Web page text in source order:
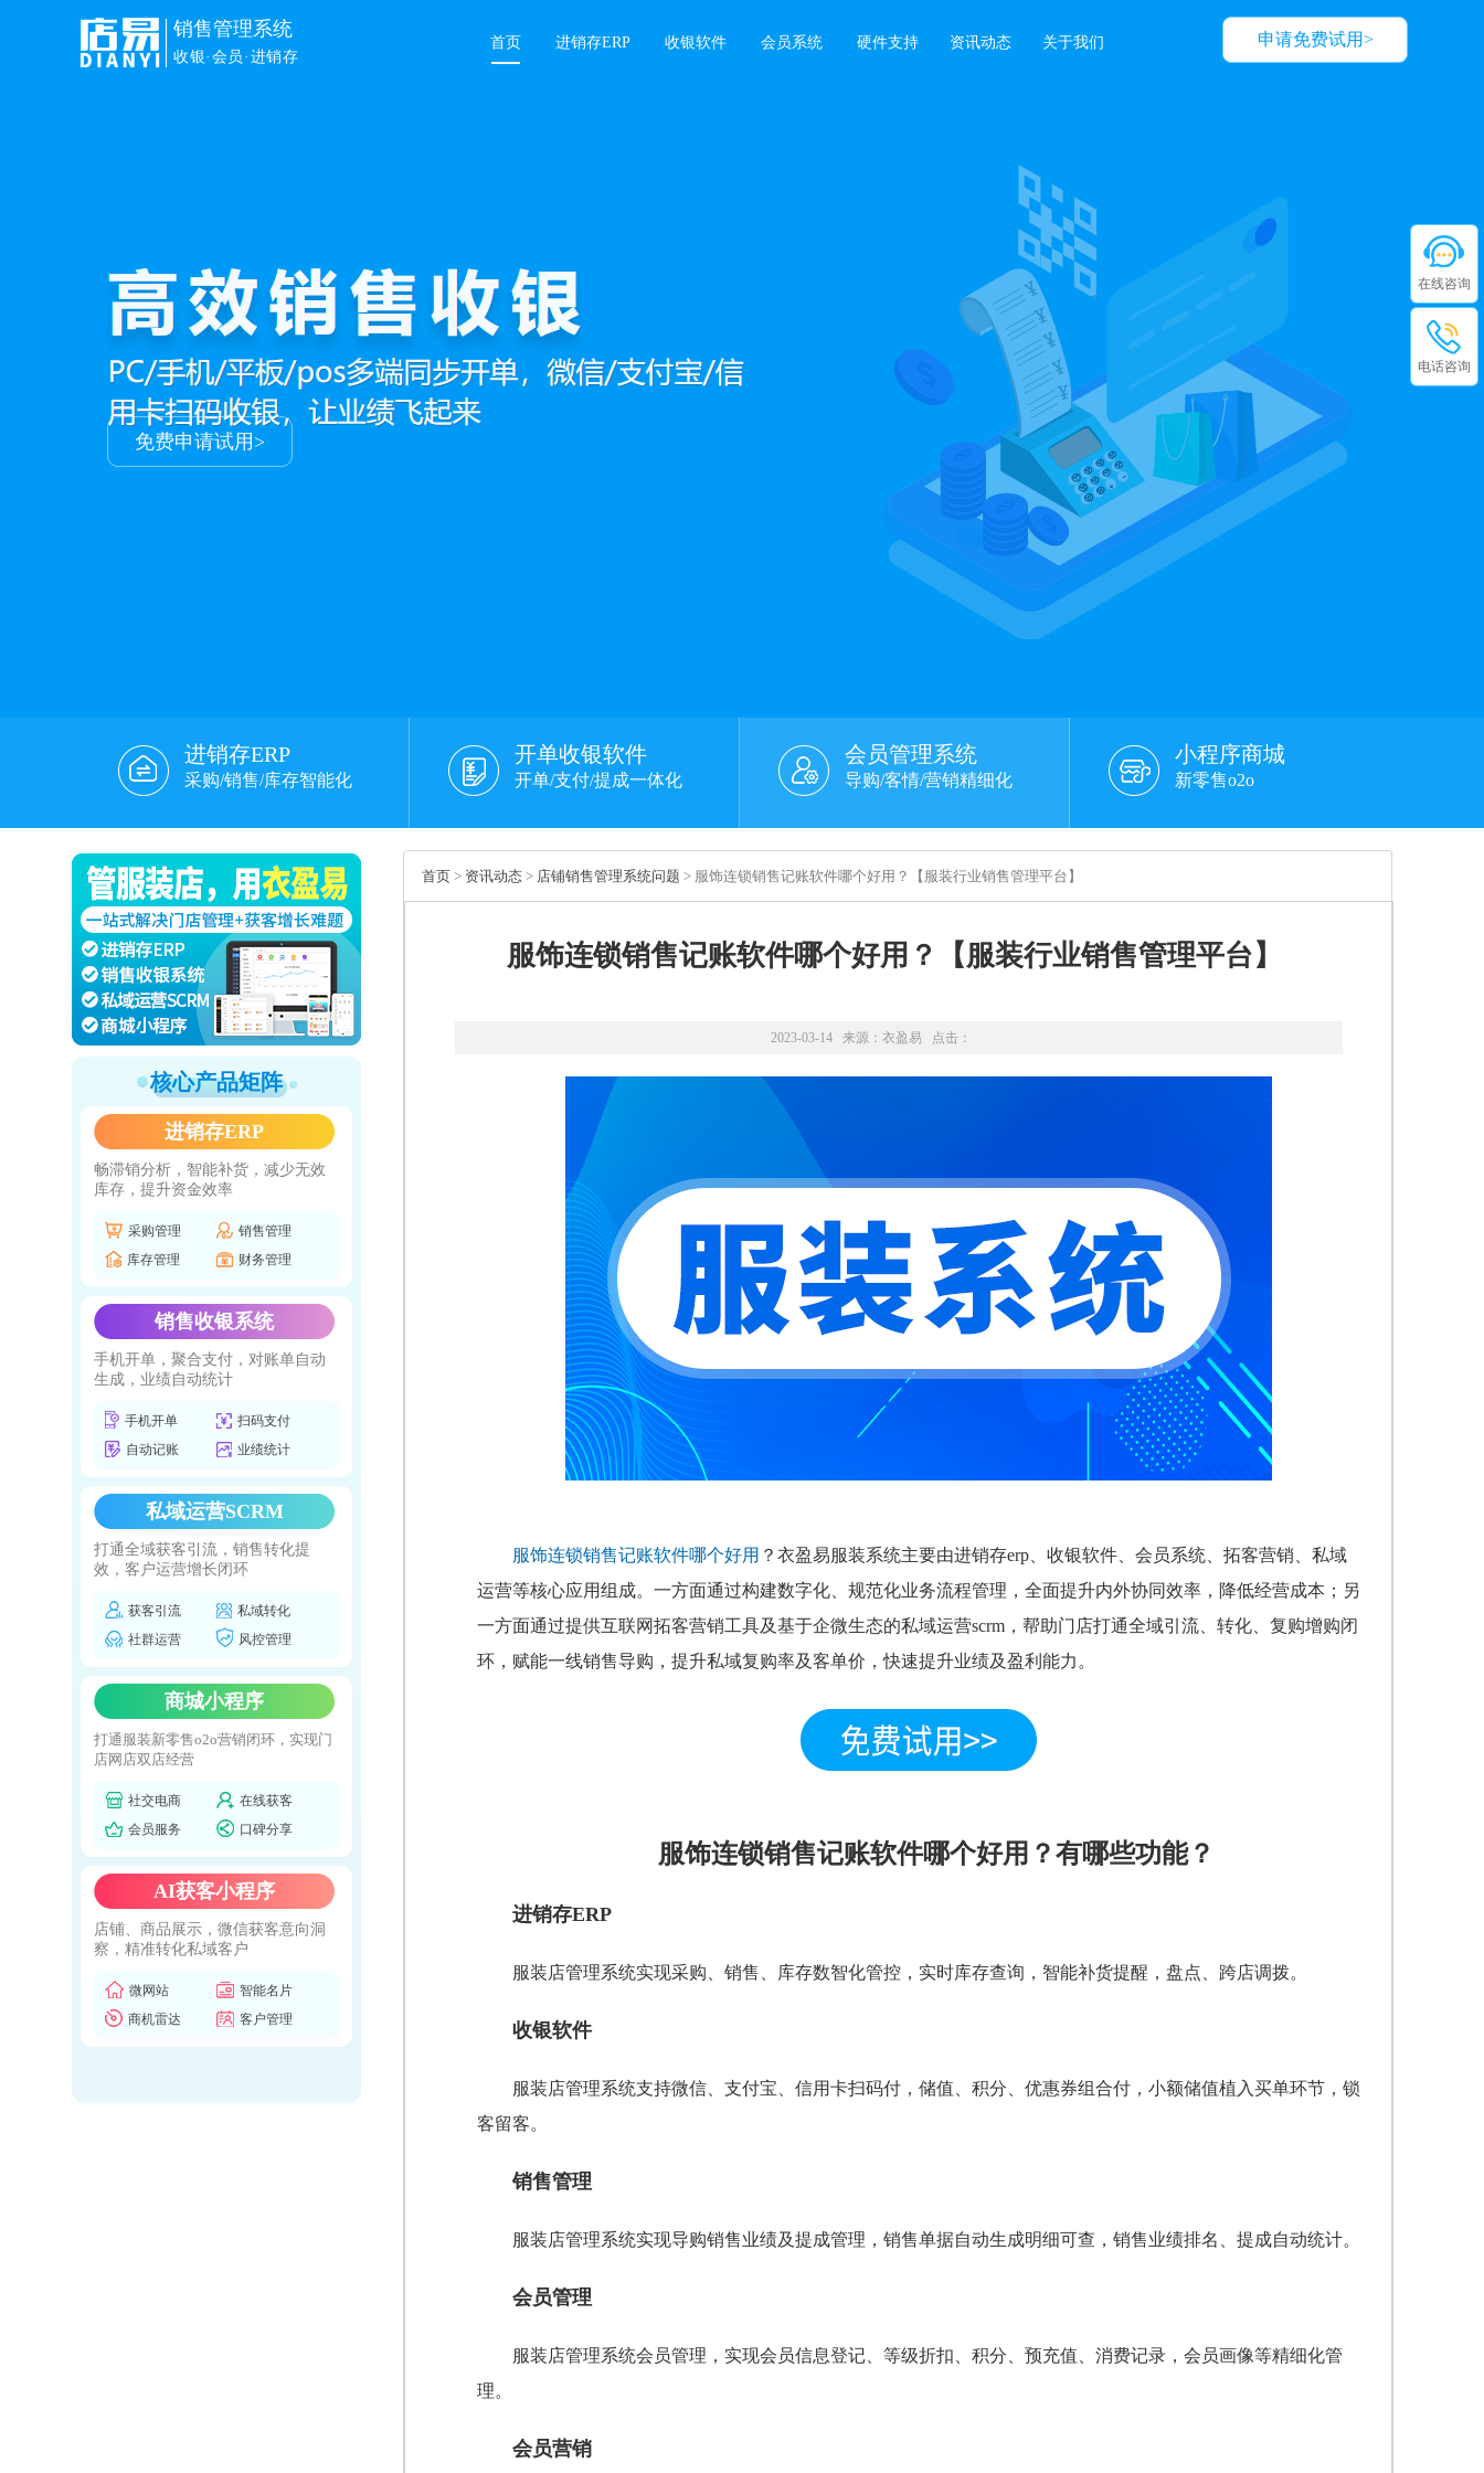
申请免费试用>
销售管理系统
收银·会员·进销存
首页 进销存ERP 收银软件 会员系统 硬件支持 资讯动态 关于我们
免费申请试用>
免费申请试用>
进销存ERP
采购/销售/库存智能化
开单收银软件
开单/支付/提成一体化
会员管理系统
导购/客情/营销精细化
小程序商城
新零售o2o
核心产品矩阵
进销存ERP
畅滞销分析，智能补货，减少无效
库存，提升资金效率
采购管理
销售管理
库存管理
财务管理
销售收银系统
手机开单，聚合支付，对账单自动
生成，业绩自动统计
手机开单
扫码支付
自动记账
业绩统计
私域运营SCRM
打通全域获客引流，销售转化提
效，客户运营增长闭环
获客引流
私域转化
社群运营
风控管理
商城小程序
打通服装新零售o2o营销闭环，实现门
店网店双店经营
社交电商
在线获客
会员服务
口碑分享
AI获客小程序
店铺、商品展示，微信获客意向洞
察，精准转化私域客户
微网站
智能名片
商机雷达
客户管理
首页 > 资讯动态 > 店铺销售管理系统问题 > 服饰连锁销售记账软件哪个好用？【服装行业销售管理平台】
服饰连锁销售记账软件哪个好用？【服装行业销售管理平台】
2023-03-14 来源： 衣盈易 点击：
服饰连锁销售记账软件哪个好用 ？衣盈易服装系统主要由进销存erp、收银软件、会员系统、拓客营销、私域
运营等核心应用组成。一方面通过构建数字化、规范化业务流程管理，全面提升内外协同效率，降低经营成本；另
一方面通过提供互联网拓客营销工具及基于企微生态的私域运营scrm，帮助门店打通全域引流、转化、复购增购闭
环，赋能一线销售导购，提升私域复购率及客单价，快速提升业绩及盈利能力。
服饰连锁销售记账软件哪个好用？有哪些功能？
进销存ERP
服装店管理系统实现采购、销售、库存数智化管控，实时库存查询，智能补货提醒，盘点、跨店调拨。
收银软件
服装店管理系统支持微信、支付宝、信用卡扫码付，储值、积分、优惠券组合付，小额储值植入买单环节，锁
客留客。
销售管理
服装店管理系统实现导购销售业绩及提成管理，销售单据自动生成明细可查，销售业绩排名、提成自动统计。
会员管理
服装店管理系统会员管理，实现会员信息登记、等级折扣、积分、预充值、消费记录，会员画像等精细化管
理。
会员营销
在线咨询
电话咨询